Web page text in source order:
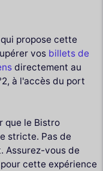
propose cette
vos billets de
directement au
à l'accès du port
que le Bistro
stricte. Pas de
Assurez-vous de
cette expérience